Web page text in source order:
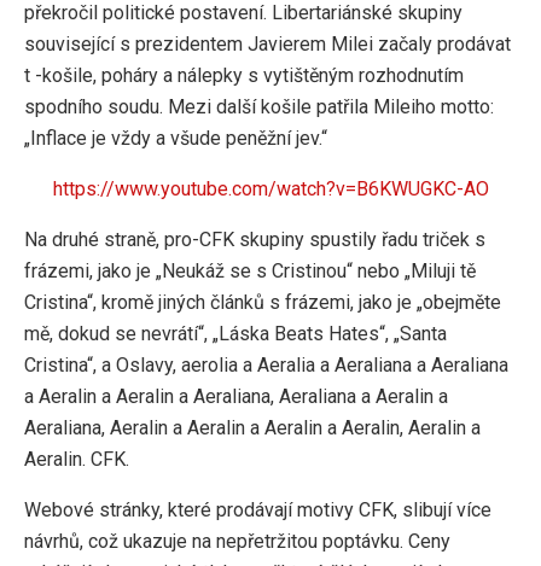
překročil politické postavení. Libertariánské skupiny
související s prezidentem Javierem Milei začaly prodávat
t -košile, poháry a nálepky s vytištěným rozhodnutím
spodního soudu. Mezi další košile patřila Mileiho motto:
„Inflace je vždy a všude peněžní jev.“
https://www.youtube.com/watch?v=B6KWUGKC-AO
Na druhé straně, pro-CFK skupiny spustily řadu triček s
frázemi, jako je „Neukáž se s Cristinou“ nebo „Miluji tě
Cristina“, kromě jiných článků s frázemi, jako je „obejměte
mě, dokud se nevrátí“, „Láska Beats Hates“, „Santa
Cristina“, a Oslavy, aerolia a Aeralia a Aeraliana a Aeraliana
a Aeralin a Aeralin a Aeraliana, Aeraliana a Aeralin a
Aeraliana, Aeralin a Aeralin a Aeralin a Aeralin, Aeralin a
Aeralin. CFK.
Webové stránky, které prodávají motivy CFK, slibují více
návrhů, což ukazuje na nepřetržitou poptávku. Ceny